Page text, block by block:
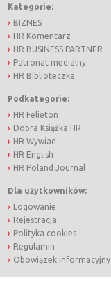
Kategorie:
BIZNES
HR Komentarz
HR BUSINESS PARTNER
Patronat medialny
HR Biblioteczka
Podkategorie:
HR Felieton
Dobra Książka HR
HR Wywiad
HR English
HR Poland Journal
Dla użytkowników:
Logowanie
Rejestracja
Polityka cookies
Regulamin
Obowiązek informacyjny